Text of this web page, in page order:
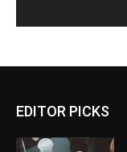
EDITOR PICKS